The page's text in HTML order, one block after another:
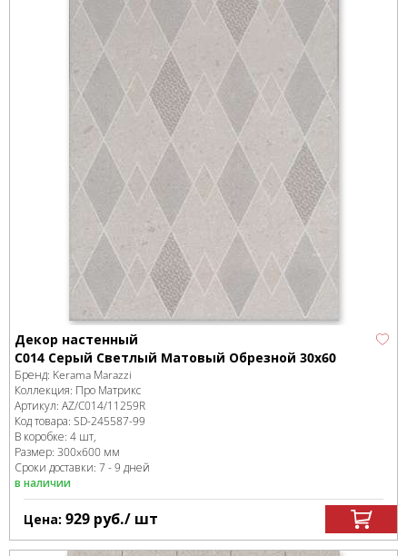
Декор настенный
C014 Серый Светлый Матовый Обрезной 30х60
Бренд: Kerama Marazzi
Коллекция: Про Матрикс
Артикул: AZ/C014/11259R
Код товара: SD-245587-99
В коробке: 4 шт,
Размер: 300x600 мм
Сроки доставки: 7 - 9 дней
в наличии
Цена: 929 руб./ шт